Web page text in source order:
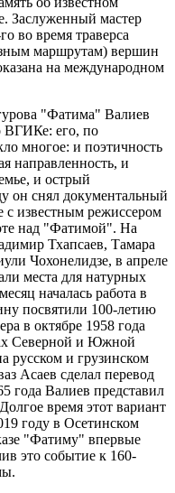
Заслуженный мастер
во время траверса
маршрутам) вершин
на международном
"Фатима" Валиев
ВГИКе: его, по
многое: и поэтичность
направленность, и
и острый
он снял документальный
с известным режиссером
над "Фатимой". На
Тхапсаев, Тамара
Чохонелидзе, в апреле
места для натурных
началась работа в
посвятили 100-летию
в октябре 1958 года
Северной и Южной
русском и грузинском
Асаев сделал перевод
года Валиев представил
время этот вариант
году в Осетинском
"Фатиму" впервые
это событие к 160-